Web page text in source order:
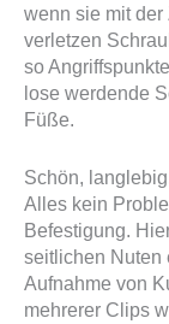
wenn sie mit
verletzen
so
lose werdende
Füße.
Schön,
Alles kein
Befestigung.
seitlichen Nuten
Aufnahme von
mehrerer Clips